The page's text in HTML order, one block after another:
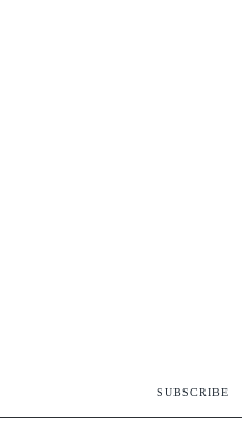
SUBSCRIBE